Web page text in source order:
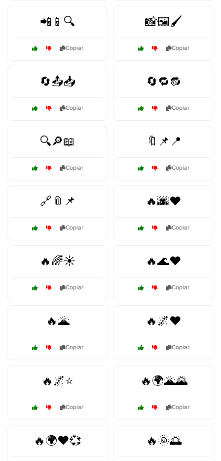
📲📱🔍
Copiar
📸🖼️🖌️
Copiar
🔄📤📥
Copiar
🔄🔁🔂
Copiar
🔍🔎📖
Copiar
🔖📌📍
Copiar
🔗📎📌
Copiar
🔥🌆❤️
Copiar
🔥🌈☀️
Copiar
🔥🌊❤️
Copiar
🔥🌋
Copiar
🔥🌌❤️
Copiar
🔥🌌⭐
Copiar
🔥🌍🌋🌄
Copiar
🔥🌍❤️💞 🔥🌞🌅